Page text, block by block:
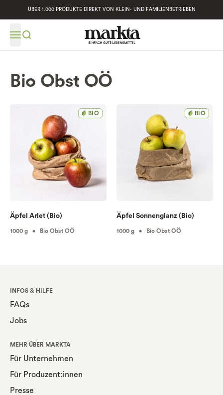
ÜBER 1.000 PRODUKTE DIREKT VON KLEIN- UND FAMILIENBETRIEBEN
Bio Obst OÖ
BIO
Äpfel Arlet (Bio)
1000 g • Bio Obst OÖ
BIO
Äpfel Sonnenglanz (Bio)
1000 g • Bio Obst OÖ
INFOS & HILFE
FAQs
Jobs
MEHR ÜBER MARKTA
Für Unternehmen
Für Produzent:innen
Presse